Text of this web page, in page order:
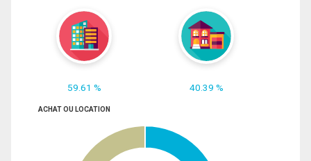
59.61 % 40.39 %
ACHAT OU LOCATION